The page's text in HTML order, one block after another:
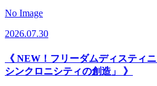
No Image
2026.07.30
《 NEW！フリーダムディスティ
シンクロニシティの創造」 》